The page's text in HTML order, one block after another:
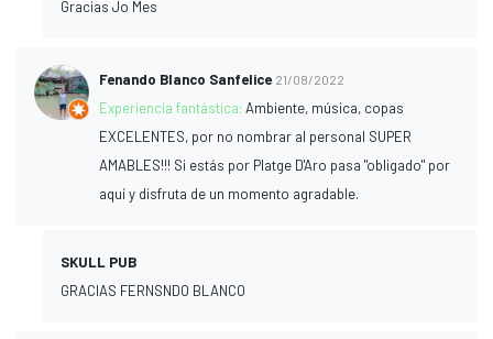
Gracias Jo Mes
Fenando Blanco Sanfelice 21/08/2022
Experiencia fantástica:Ambiente, música, copas
EXCELENTES, por no nombrar al personal SUPER
AMABLES!!! Si estás por Platge D'Aro pasa "obligado" por
aquí y disfruta de un momento agradable.
SKULL PUB
GRACIAS FERNSNDO BLANCO